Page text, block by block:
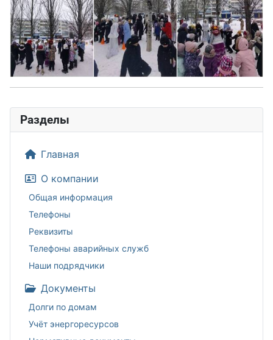
Разделы
Главная
О компании
Общая информация
Телефоны
Реквизиты
Телефоны аварийных служб
Наши подрядчики
Документы
Долги по домам
Учёт энергоресурсов